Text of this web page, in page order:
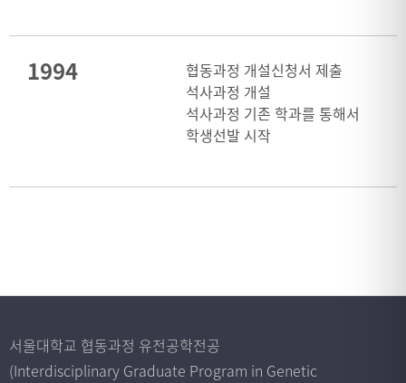
1994
협동과정 개설신청서 제출
석사과정 개설
석사과정 기존 학과를 통해서
학생선발 시작
서울대학교 협동과정 유전공학전공
(Interdisciplinary Graduate Program in Genetic